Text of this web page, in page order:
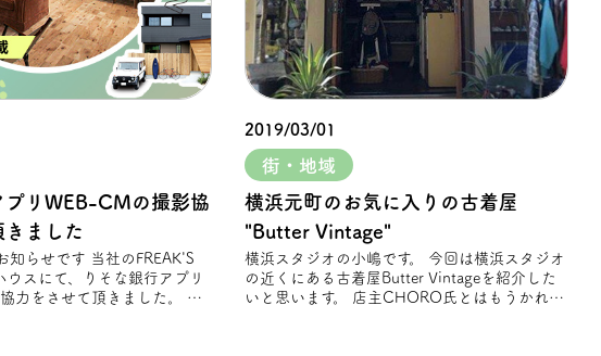
プリWEB-CMの撮影協
きました
す 当社のFREAK'S
ウスにて、りそな銀⾏アプリ
をさせて頂きました。 春
2019/03/01
街・地域
横浜元町のお気に入りの古着屋
"Butter Vintage"
横浜スタジオの小嶋です。 今回は横浜スタジオ
の近くにある古着屋Butter Vintageを紹介した
いと思います。 店主CHORO氏とはもうかれこ